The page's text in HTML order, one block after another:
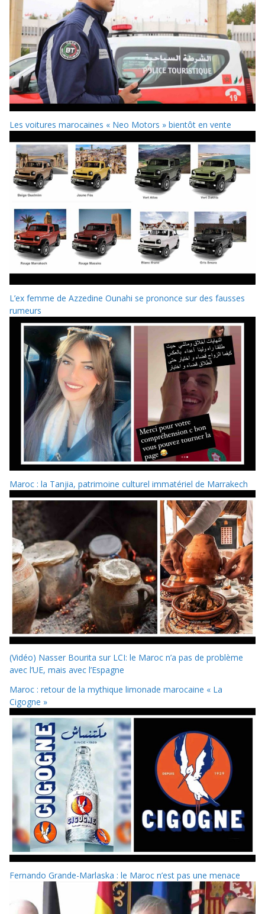
Les voitures marocaines « Neo Motors » bientôt en vente
L’ex femme de Azzedine Ounahi se prononce sur des fausses
rumeurs
Maroc : la Tanjia, patrimoine culturel immatériel de Marrakech
(Vidéo) Nasser Bourita sur LCI: le Maroc n’a pas de problème
avec l’UE, mais avec l’Espagne
Maroc : retour de la mythique limonade marocaine « La
Cigogne »
Fernando Grande-Marlaska : le Maroc n’est pas une menace